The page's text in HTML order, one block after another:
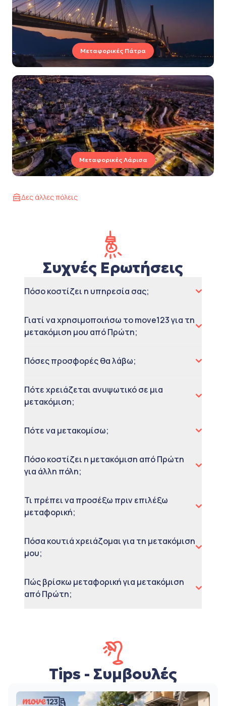
Μεταφορικές Πάτρα
Μεταφορικές Λάρισα
Δες άλλες πόλεις
Συχνές Ερωτήσεις
Πόσο κοστίζει η υπηρεσία σας;
Γιατί να χρησιμοποιήσω το move123 για τη
μετακόμιση μου από Πρώτη;
Πόσες προσφορές θα λάβω;
Πότε χρειάζεται ανυψωτικό σε μια
μετακόμιση;
Πότε να μετακομίσω;
Πόσο κοστίζει η μετακόμιση από Πρώτη
για άλλη πόλη;
Τι πρέπει να προσέξω πριν επιλέξω
μεταφορική;
Πόσα κουτιά χρειάζομαι για τη μετακόμιση
μου;
Πώς βρίσκω μεταφορική για μετακόμιση
από Πρώτη;
Tips - Συμβουλές